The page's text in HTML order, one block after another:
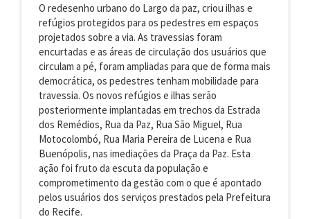
O redesenho urbano do Largo da paz, criou ilhas e
refúgios protegidos para os pedestres em espaços
projetados sobre a via. As travessias foram
encurtadas e as áreas de circulação dos usuários que
circulam a pé, foram ampliadas para que de forma mais
democrática, os pedestres tenham mobilidade para
travessia. Os novos refúgios e ilhas serão
posteriormente implantadas em trechos da Estrada
dos Remédios, Rua da Paz, Rua São Miguel, Rua
Motocolombó, Rua Maria Pereira de Lucena e Rua
Buenópolis, nas imediações da Praça da Paz. Esta
ação foi fruto da escuta da população e
comprometimento da gestão com o que é apontado
pelos usuários dos serviços prestados pela Prefeitura
do Recife.